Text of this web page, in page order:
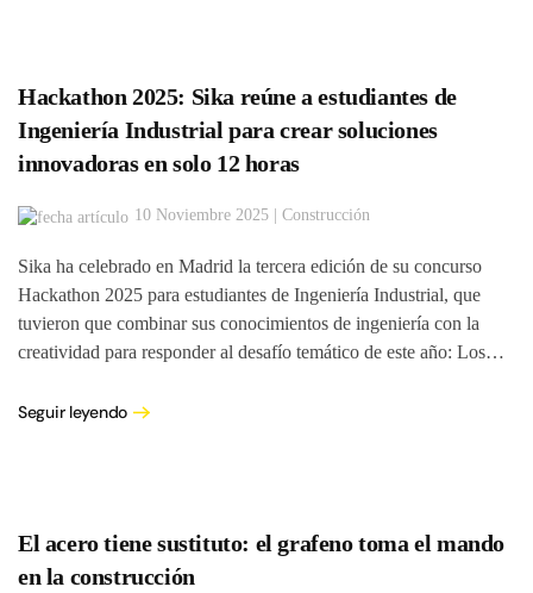
Hackathon 2025: Sika reúne a estudiantes de
Ingeniería Industrial para crear soluciones
innovadoras en solo 12 horas
10 Noviembre 2025 | Construcción
Sika ha celebrado en Madrid la tercera edición de su concurso
Hackathon 2025 para estudiantes de Ingeniería Industrial, que
tuvieron que combinar sus conocimientos de ingeniería con la
creatividad para responder al desafío temático de este año: Los…
Seguir leyendo
El acero tiene sustituto: el grafeno toma el mando
en la construcción